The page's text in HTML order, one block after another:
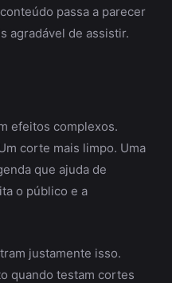
passa a parecer
agradável de assistir.
efeitos complexos.
corte mais limpo. Uma
que ajuda de
o público e a
justamente isso.
quando testam cortes